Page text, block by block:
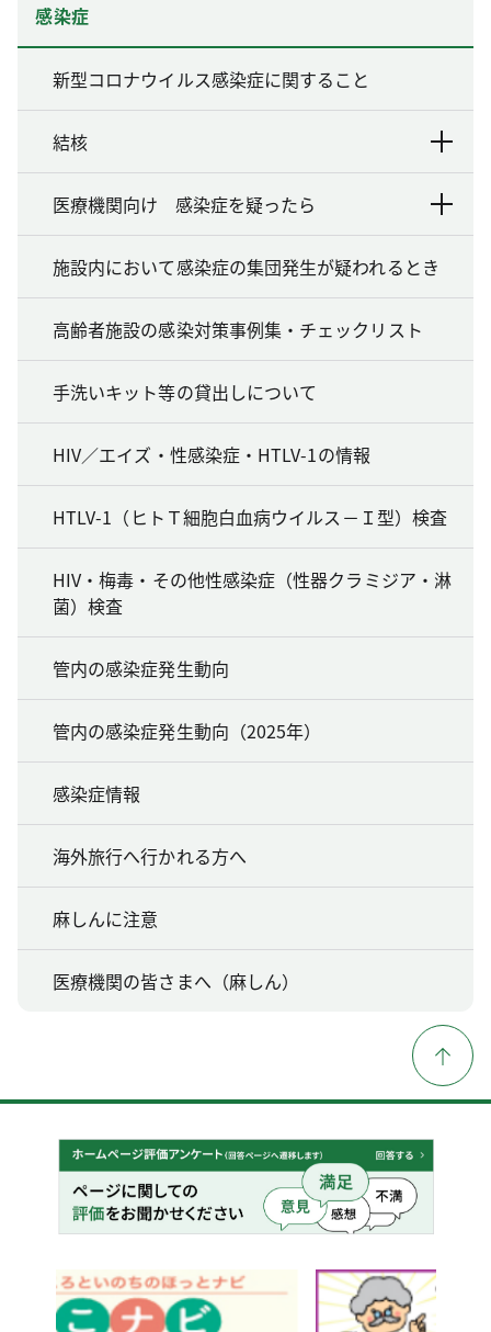
感染症
新型コロナウイルス感染症に関すること
結核
医療機関向け 感染症を疑ったら
施設内において感染症の集団発生が疑われるとき
高齢者施設の感染対策事例集・チェックリスト
手洗いキット等の貸出しについて
HIV／エイズ・性感染症・HTLV-1の情報
HTLV-1（ヒトＴ細胞白血病ウイルス－Ｉ型）検査
HIV・梅毒・その他性感染症（性器クラミジア・淋
菌）検査
管内の感染症発生動向
管内の感染症発生動向（2025年）
感染症情報
海外旅行へ行かれる方へ
麻しんに注意
医療機関の皆さまへ（麻しん）